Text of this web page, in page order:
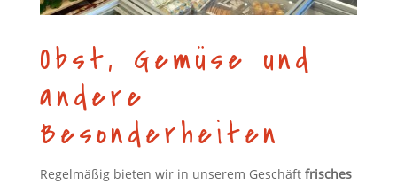
Obst, Gemüse und
andere
Besonderheiten
Regelmäßig bieten wir in unserem Geschäftfrisches